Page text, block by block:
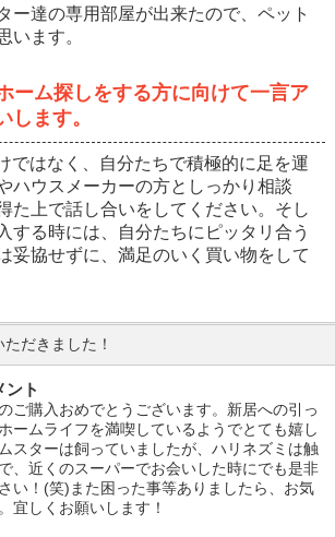
ー達の専用部屋が出来たので、ペット
います。
ーム探しをする方に向けて一言ア
します。
ではなく、自分たちで積極的に足を運
ハウスメーカーの方としっかり相談
た上で話し合いをしてください。そし
する時には、自分たちにピッタリ合う
妥協せずに、満足のいく買い物をして
だきました！
ント
ご購入おめでとうございます。新居への引っ
ームライフを満喫しているようでとても嬉し
スターは飼っていましたが、ハリネズミは触
、近くのスーパーでお会いした時にでも是非
い！(笑)また困った事等ありましたら、お気
宜しくお願いします！